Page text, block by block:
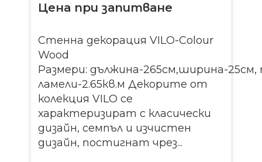
Цена при запитване
Стенна декорация VILO-Colour
Wood
Размери: дължина-265см,ширина-
ламели-2.65кв.м Декорите от
колекция VILO се
характеризират с класически
дизайн, семпъл и изчистен
дизайн, постигнат чрез...